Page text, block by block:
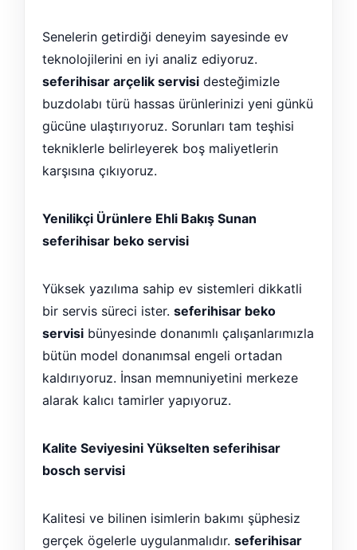
Senelerin getirdiği deneyim sayesinde ev
teknolojilerini en iyi analiz ediyoruz.
seferihisar arçelik servisi desteğimizle
buzdolabı türü hassas ürünlerinizi yeni günkü
gücüne ulaştırıyoruz. Sorunları tam teşhisi
tekniklerle belirleyerek boş maliyetlerin
karşısına çıkıyoruz.
Yenilikçi Ürünlere Ehli Bakış Sunan
seferihisar beko servisi
Yüksek yazılıma sahip ev sistemleri dikkatli
bir servis süreci ister. seferihisar beko
servisi bünyesinde donanımlı çalışanlarımızla
bütün model donanımsal engeli ortadan
kaldırıyoruz. İnsan memnuniyetini merkeze
alarak kalıcı tamirler yapıyoruz.
Kalite Seviyesini Yükselten seferihisar
bosch servisi
Kalitesi ve bilinen isimlerin bakımı şüphesiz
gerçek ögelerle uygulanmalıdır. seferihisar